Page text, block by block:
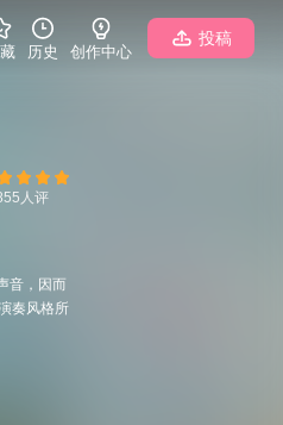
历史 创作中心
投稿
人评
音，因而
奏风格所